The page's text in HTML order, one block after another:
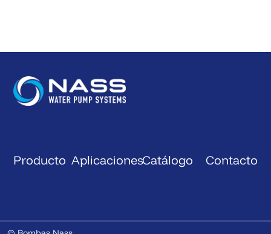
Producto AplicacionesCatálogo Contacto